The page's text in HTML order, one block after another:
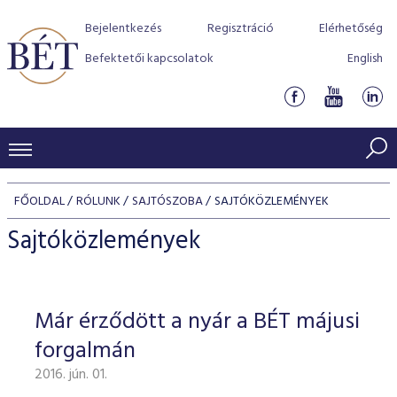
Bejelentkezés Regisztráció
Elérhetőség
Befektetői kapcsolatok
English
KERESKEDÉSI ADATOK
INDEXEK
Jelzáloglevél indexek
Vállalati kötvény indexek
Azonnali Piac
Részvények
Származékos piac
BEFEKTETŐK
Részvény szekció
Hitelpapír szekció
BÉT szabályzatok
Befektetővédelem
Alkalmazott díjstruktúra
Elszámolás
Részvény és vállalati kötvény tőzsdei bevezetését
program
BÉT Xtend - Részvénypiac egyszerűen
TŐZSDETAGOK
Tőzsdetagok, üzletkötők
VENDOROK
FŐOLDAL RÓLUNK SAJTÓSZOBA SAJTÓKÖZLEMÉNYEK
Sajtóközlemények
Már érződött a nyár a BÉT májusi
forgalmán
2016. jún. 01.